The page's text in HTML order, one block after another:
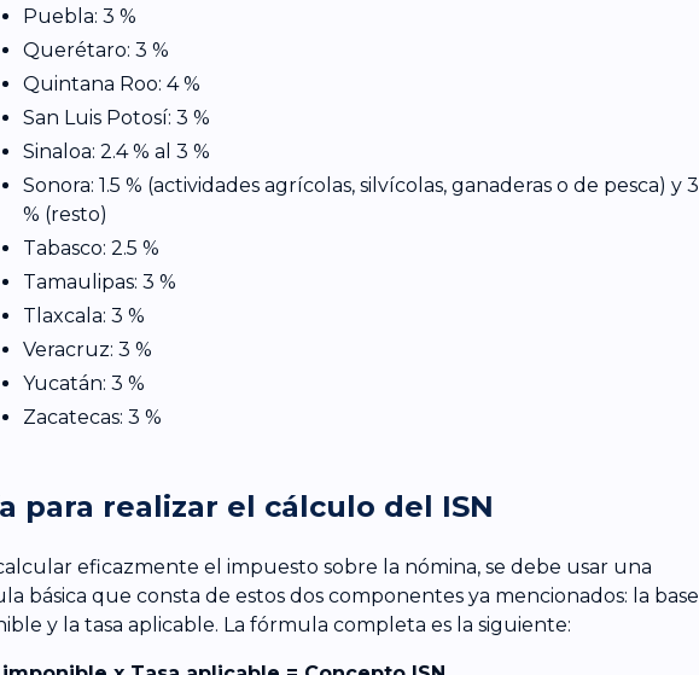
Puebla: 3 %
Querétaro: 3 %
Quintana Roo: 4 %
San Luis Potosí: 3 %
Sinaloa: 2.4 % al 3 %
Sonora: 1.5 % (actividades agrícolas, silvícolas, ganaderas o de pesca) y 3
% (resto)
Tabasco: 2.5 %
Tamaulipas: 3 %
Tlaxcala: 3 %
Veracruz: 3 %
Yucatán: 3 %
Zacatecas: 3 %
para realizar el cálculo del ISN
eficazmente el impuesto sobre la nómina, se debe usar una
básica que consta de estos dos componentes ya mencionados: la base
y la tasa aplicable. La fórmula completa es la siguiente: